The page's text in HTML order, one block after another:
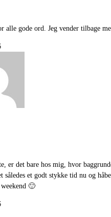
alle gode ord. Jeg vender tilbage
er det bare hos mig, hvor
således et godt stykke tid nu og
🙂